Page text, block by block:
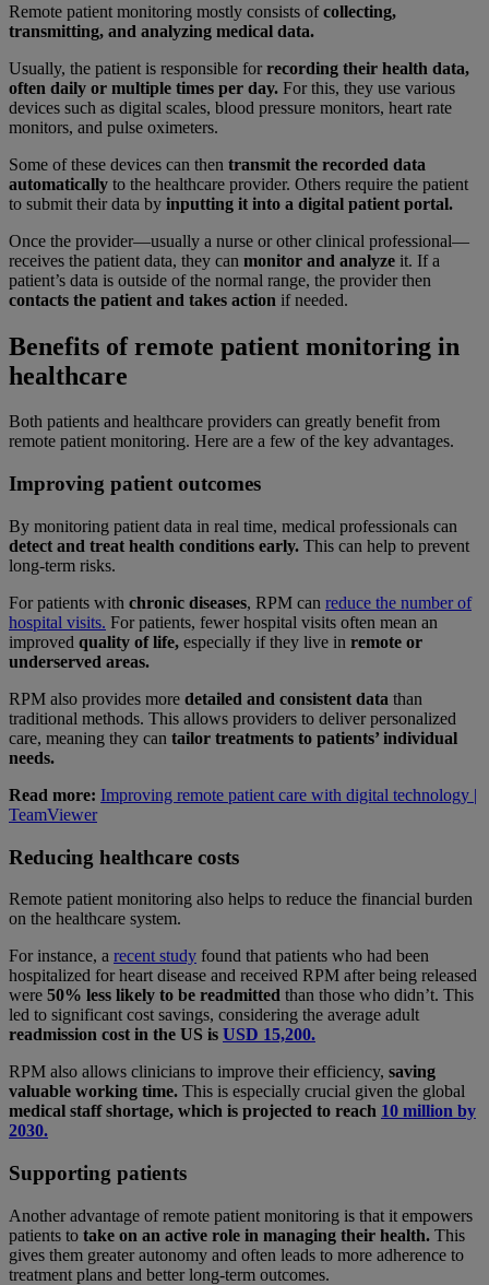
Remote patient monitoring mostly consists ofcollecting,
transmitting, and analyzing medical data.
Usually, the patient is responsible forrecording their health data,
often daily or multiple times per day. For this, they use various
devices such as digital scales, blood pressure monitors, heart rate
monitors, and pulse oximeters.
Some of these devices can then transmit the recorded data
automatically to the healthcare provider. Others require the patient
to submit their data by inputting it into a digital patient portal.
Once the provider—usually a nurse or other clinical professional—
receives the patient data, they can monitor and analyze it. If a
patient’s data is outside of the normal range, the provider then
contacts the patient and takes action if needed.
Benefits of remote patient monitoring in
healthcare
Both patients and healthcare providers can greatly benefit from
remote patient monitoring. Here are a few of the key advantages.
Improving patient outcomes
By monitoring patient data in real time, medical professionals can
detect and treat health conditions early. This can help to prevent
long-term risks.
For patients with chronic diseases, RPM can reduce the number of
hospital visits. For patients, fewer hospital visits often mean an
improved quality of life, especially if they live in remote or
underserved areas.
RPM also provides more detailed and consistent data than
traditional methods. This allows providers to deliver personalized
care, meaning they can tailor treatments to patients’ individual
needs.
Read more: Improving remote patient care with digital technology |
TeamViewer
Reducing healthcare costs
Remote patient monitoring also helps to reduce the financial burden
on the healthcare system.
For instance, a recent study found that patients who had been
hospitalized for heart disease and received RPM after being released
were 50% less likely to be readmitted than those who didn’t. This
led to significant cost savings, considering the average adult
readmission cost in the US is USD 15,200.
RPM also allows clinicians to improve their efficiency, saving
valuable working time. This is especially crucial given the global
medical staff shortage, which is projected to reach 10 million by
2030.
Supporting patients
Another advantage of remote patient monitoring is that it empowers
patients to take on an active role in managing their health. This
gives them greater autonomy and often leads to more adherence to
treatment plans and better long-term outcomes.